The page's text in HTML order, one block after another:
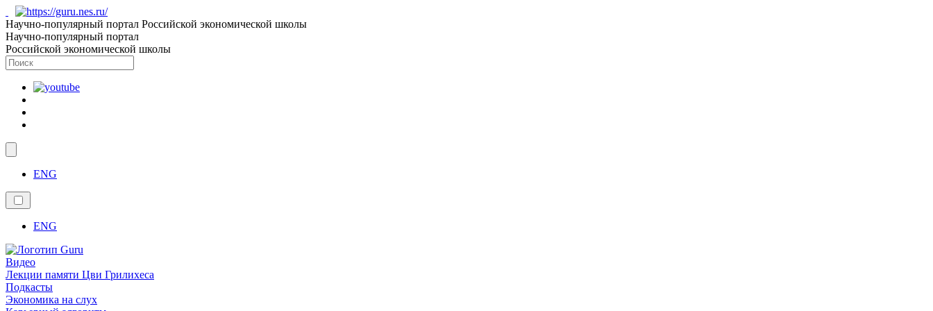
Научно-популярный портал Российской экономической школы
Научно-популярный портал
Российской экономической школы
ENG
ENG
Видео
Лекции памяти Цви Грилихеса
Подкасты
Экономика на слух